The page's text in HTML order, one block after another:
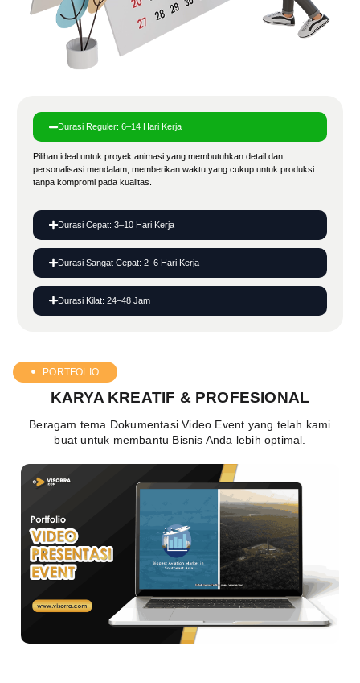
Durasi Reguler: 6–14 Hari Kerja
Pilihan ideal untuk proyek animasi yang membutuhkan detail dan
personalisasi mendalam, memberikan waktu yang cukup untuk produksi
tanpa kompromi pada kualitas.
Durasi Cepat: 3–10 Hari Kerja
Durasi Sangat Cepat: 2–6 Hari Kerja
Durasi Kilat: 24–48 Jam
PORTFOLIO
KARYA KREATIF & PROFESIONAL
Beragam tema Dokumentasi Video Event yang telah kami
buat untuk membantu Bisnis Anda lebih optimal.